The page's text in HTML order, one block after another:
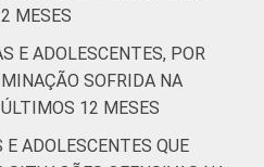
MESES
E ADOLESCENTES, POR
SOFRIDA NA
12 MESES
ADOLESCENTES QUE